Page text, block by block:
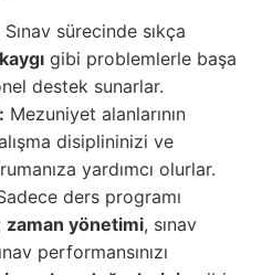
Sınav sürecinde sıkça
gibi problemlerle başa
destek sunarlar.
Mezuniyet alanlarının
disiplininizi ve
yardımcı olurlar.
ders programı
zaman yönetimi, sınav
performansınızı